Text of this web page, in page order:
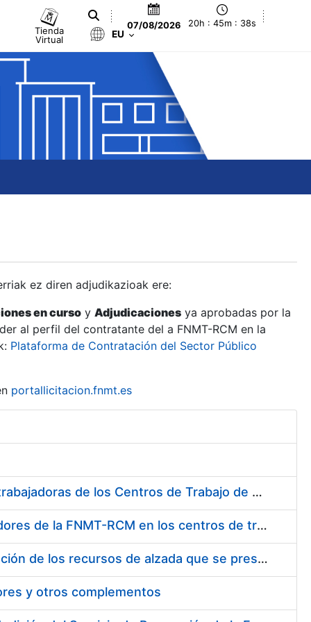
Tienda
Virtual
07/08/2026 20h : 45m : 39s
EU
ez diren adjudikazioak ere:
en curso y Adjudicaciones ya aprobadas por la
al perfil del contratante del a FNMT-RCM en la
Plataforma de Contratación del Sector Público
portallicitacion.fnmt.es
Suministro de Protectores Auditivos a medida para las personas trabajadoras de los Centros de Trabajo de Madrid y Burgos
Suministro de gafas graduadas antiproyecciones para los trabajadores de la FNMT-RCM en los centros de trabajo de Madrid y Burgos
Servicios de una empresa externa para el asesoramiento y resolución de los recursos de alzada que se presentan relacionados con procesos de selección para la FNMT-RCM
y otros complementos